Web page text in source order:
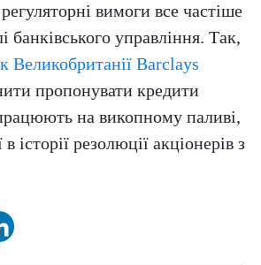
вимоги все частіше
банківського управління. Так,
Великобританії Barclays
пропонувати кредити
на викопному паливі,
історії резолюції акціонерів з